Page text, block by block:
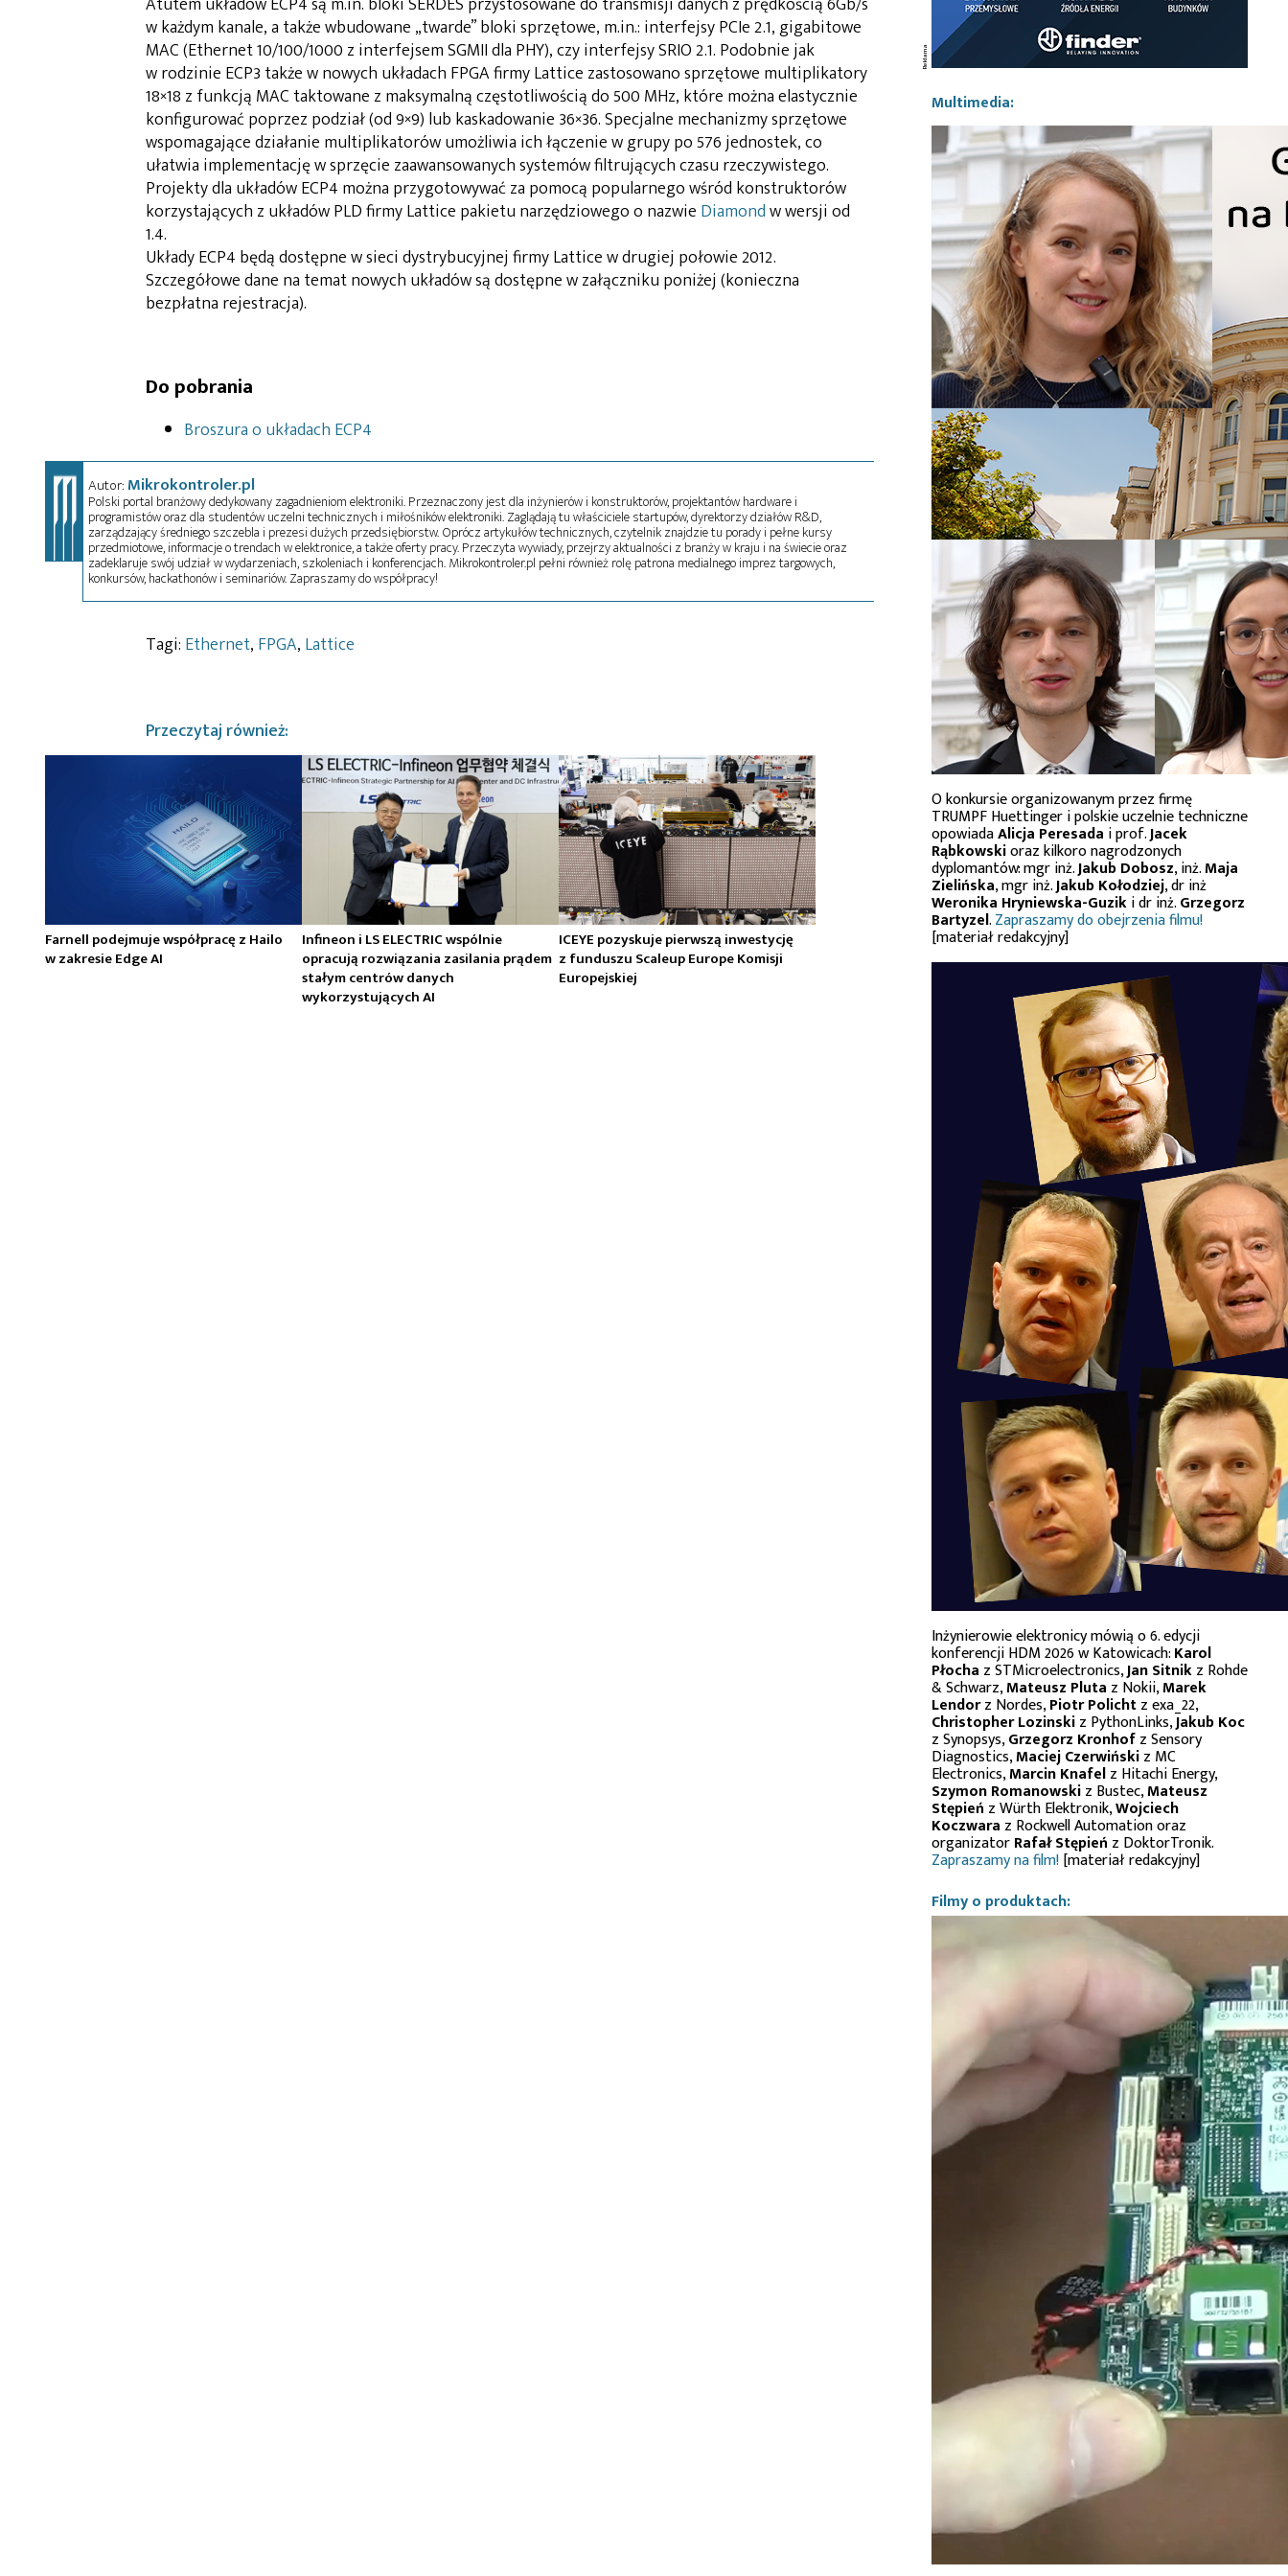
w każdym kanale, a także wbudowane „twarde” bloki sprzętowe, m.in.: interfejsy PCIe 2.1, gigabitowe
MAC (Ethernet 10/100/1000 z interfejsem SGMII dla PHY), czy interfejsy SRIO 2.1. Podobnie jak
w rodzinie ECP3 także w nowych układach FPGA firmy Lattice zastosowano sprzętowe multiplikatory
18×18 z funkcją MAC taktowane z maksymalną częstotliwością do 500 MHz, które można elastycznie
konfigurować poprzez podział (od 9×9) lub kaskadowanie 36×36. Specjalne mechanizmy sprzętowe
wspomagające działanie multiplikatorów umożliwia ich łączenie w grupy po 576 jednostek, co
ułatwia implementację w sprzęcie zaawansowanych systemów filtrujących czasu rzeczywistego.
Projekty dla układów ECP4 można przygotowywać za pomocą popularnego wśród konstruktorów
korzystających z układów PLD firmy Lattice pakietu narzędziowego o nazwie Diamondw wersji od
1.4.
Układy ECP4 będą dostępne w sieci dystrybucyjnej firmy Lattice w drugiej połowie 2012.
Szczegółowe dane na temat nowych układów są dostępne w załączniku poniżej (konieczna
bezpłatna rejestracja).
Do pobrania
Broszura o układach ECP4
Autor:Mikrokontroler.pl
Polski portal branżowy dedykowany zagadnieniom elektroniki. Przeznaczony jest dla inżynierów i konstruktorów, projektantów hardware i
programistów oraz dla studentów uczelni technicznych i miłośników elektroniki. Zaglądają tu właściciele startupów, dyrektorzy działów R&D,
zarządzający średniego szczebla i prezesi dużych przedsiębiorstw. Oprócz artykułów technicznych, czytelnik znajdzie tu porady i pełne kursy
przedmiotowe, informacje o trendach w elektronice, a także oferty pracy. Przeczyta wywiady, przejrzy aktualności z branży w kraju i na świecie oraz
zadeklaruje swój udział w wydarzeniach, szkoleniach i konferencjach. Mikrokontroler.pl pełni również rolę patrona medialnego imprez targowych,
konkursów, hackathonów i seminariów. Zapraszamy do współpracy!
Tagi: Ethernet, FPGA, Lattice
Przeczytaj również:
Farnell podejmuje współpracę z Hailo
w zakresie Edge AI
Infineon i LS ELECTRIC wspólnie
opracują rozwiązania zasilania prądem
stałym centrów danych
wykorzystujących AI
ICEYE pozyskuje pierwszą inwestycję
z funduszu Scaleup Europe Komisji
Europejskiej
Multimedia:
O konkursie organizowanym przez firmę
TRUMPF Huettinger i polskie uczelnie techniczne
opowiadaAlicja Peresada i prof.Jacek
Rąbkowskioraz kilkoro nagrodzonych
dyplomantów: mgr inż.Jakub Dobosz, inż.Maja
Zielińska, mgr inż.Jakub Kołodziej, dr inż
Weronika Hryniewska-Guziki dr inż.Grzegorz
Bartyzel.Zapraszamy do obejrzenia filmu!
[materiał redakcyjny]
Inżynierowie elektronicy mówią o 6. edycji
konferencji HDM 2026 w Katowicach:Karol
Płocha z STMicroelectronics,Jan Sitnikz Rohde
& Schwarz,Mateusz Pluta z Nokii,Marek
Lendorz Nordes,Piotr Polichtz exa_22,
Christopher Lozinskiz PythonLinks,Jakub Koc
z Synopsys,Grzegorz Kronhofz Sensory
Diagnostics,Maciej Czerwińskiz MC
Electronics,Marcin Knafelz Hitachi Energy,
Szymon Romanowskiz Bustec,Mateusz
Stępień z Würth Elektronik,Wojciech
Koczwara z Rockwell Automation oraz
organizatorRafał Stępień z DoktorTronik.
Zapraszamy na film![materiał redakcyjny]
Filmy o produktach: